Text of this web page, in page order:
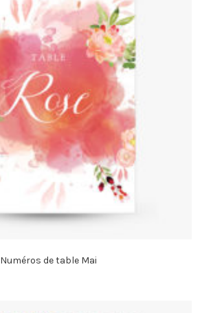
Numéros de table Mai